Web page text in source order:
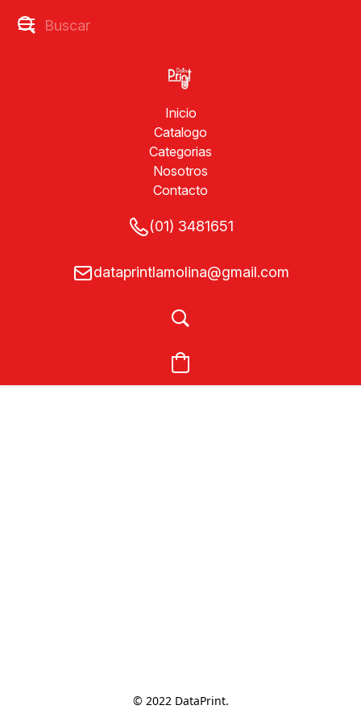
Inicio
Catalogo
Categorias
Nosotros
Contacto
(01) 3481651
dataprintlamolina@gmail.com
© 2022 DataPrint.